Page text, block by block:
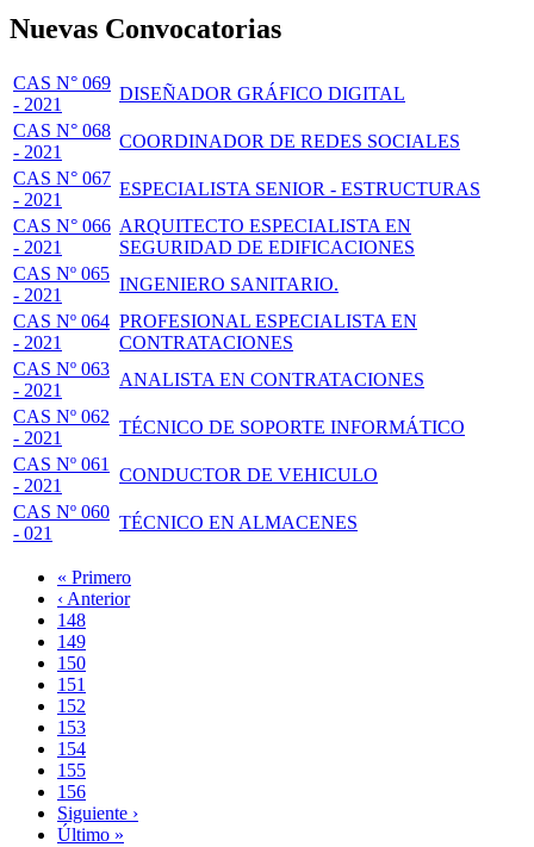
Nuevas Convocatorias
CAS N° 069
- 2021
DISEÑADOR GRÁFICO DIGITAL
CAS N° 068
- 2021
COORDINADOR DE REDES SOCIALES
CAS N° 067
- 2021
ESPECIALISTA SENIOR - ESTRUCTURAS
CAS N° 066
- 2021
ARQUITECTO ESPECIALISTA EN
SEGURIDAD DE EDIFICACIONES
CAS Nº 065
- 2021
INGENIERO SANITARIO.
CAS Nº 064
- 2021
PROFESIONAL ESPECIALISTA EN
CONTRATACIONES
CAS Nº 063
- 2021
ANALISTA EN CONTRATACIONES
CAS Nº 062
- 2021
TÉCNICO DE SOPORTE INFORMÁTICO
CAS Nº 061
- 2021
CONDUCTOR DE VEHICULO
CAS Nº 060
- 021
TÉCNICO EN ALMACENES
Paginación
Primera
página
« Primero
Página
anterior
‹ Anterior
Page
148
Page
149
Page
150
Page
151
Página
actual
152
Page
153
Page
154
Page
155
Page
156
Siguiente
página
Siguiente ›
Última
Último »